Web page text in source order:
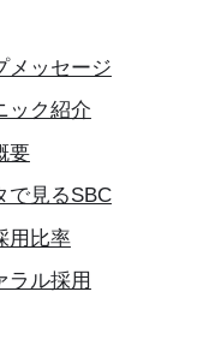
メッセージ
ック紹介
要
で見るSBC
用比率
ラル採用